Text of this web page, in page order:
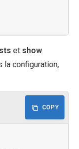
et show
la configuration,
COPY